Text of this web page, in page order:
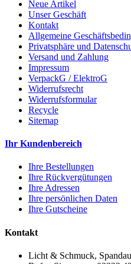
Neue Artikel
Unser Geschäft
Kontakt
Allgemeine
Privatsphäre und
Versand und Zahlung
Impressum
VerpackG / ElektroG
Widerrufsrecht
Widerrufsformular
Recycle
Sitemap
Ihr Kundenbereich
Ihre Bestellungen
Ihre Rückvergütungen
Ihre Adressen
Ihre persönlichen Daten
Ihre Gutscheine
Kontakt
Licht & Schmuck,